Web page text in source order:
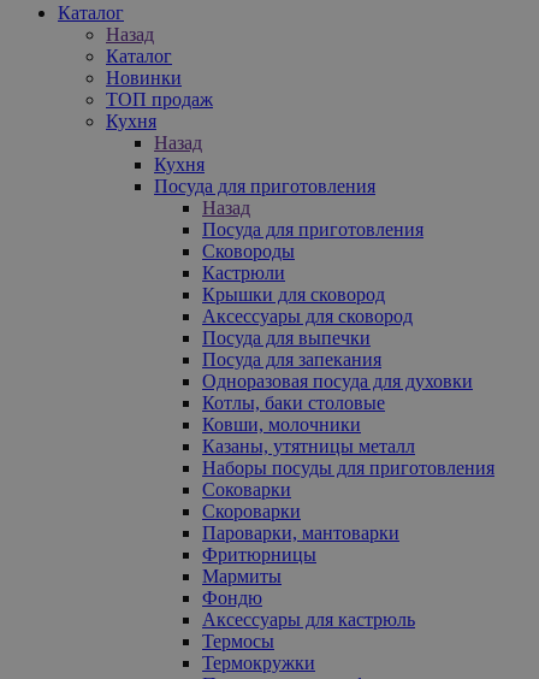
Каталог
Назад
Каталог
Новинки
ТОП продаж
Кухня
Назад
Кухня
Посуда для приготовления
Назад
Посуда для приготовления
Сковороды
Кастрюли
Крышки для сковород
Аксессуары для сковород
Посуда для выпечки
Посуда для запекания
Одноразовая посуда для духовки
Котлы, баки столовые
Ковши, молочники
Казаны, утятницы металл
Наборы посуды для приготовления
Соковарки
Скороварки
Пароварки, мантоварки
Фритюрницы
Мармиты
Фондю
Аксессуары для кастрюль
Термосы
Термокружки